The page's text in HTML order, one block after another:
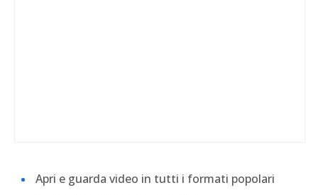
Apri e guarda video in tutti i formati popolari